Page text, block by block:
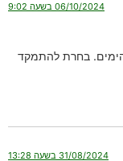
06/10/2024 בשעה 9:02
בחרת להתמקד
31/08/2024 בשעה 13:28